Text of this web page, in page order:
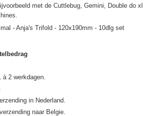
met de Cuttlebug, Gemini, Double do xl
- Anja's Trifold - 120x190mm - 10dlg set
in Nederland.